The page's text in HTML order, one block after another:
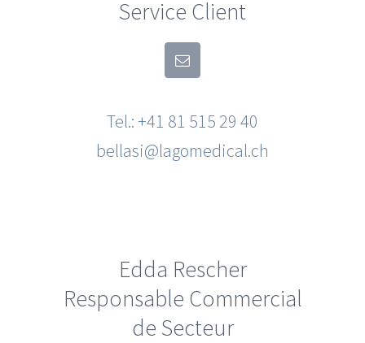
Service Client
Tel.: +41 81 515 29 40
bellasi@lagomedical.ch
Edda Rescher
Responsable Commercial
de Secteur